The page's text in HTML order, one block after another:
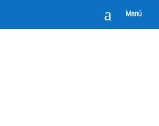
a Menú